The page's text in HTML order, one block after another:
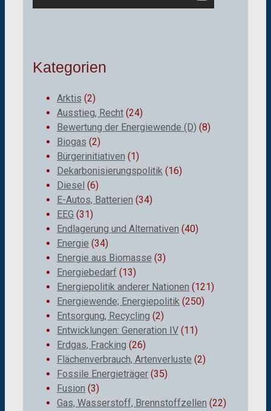
Kategorien
Arktis (2)
Ausstieg, Recht (24)
Bewertung der Energiewende (D) (8)
Biogas (2)
Bürgerinitiativen (1)
Dekarbonisierungspolitik (16)
Diesel (6)
E-Autos, Batterien (34)
EEG (31)
Endlagerung und Alternativen (40)
Energie (34)
Energie aus Biomasse (3)
Energiebedarf (13)
Energiepolitik anderer Nationen (121)
Energiewende; Energiepolitik (250)
Entsorgung, Recycling (2)
Entwicklungen: Generation IV (11)
Erdgas, Fracking (26)
Flächenverbrauch, Artenverluste (2)
Fossile Energieträger (35)
Fusion (3)
Gas, Wasserstoff, Brennstoffzellen (22)